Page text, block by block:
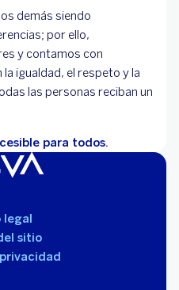
demás siendo
por ello,
y contamos con
igualdad, el respeto y la
las personas reciban un
para todos.
legal
sitio